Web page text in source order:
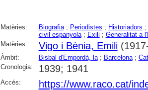
Matèries: Biografia; Periodistes ; Historiadors ;
civil espanyola; Exili ; Generalitat a
Matèries:
Vigo i Bènia, Emili
Àmbit: Bisbal d'Empordà, la; Barcelona;
Cronologia:
1939; 1941
Accés: https://www.raco.cat/